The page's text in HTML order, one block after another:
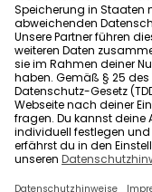
Wohnglück